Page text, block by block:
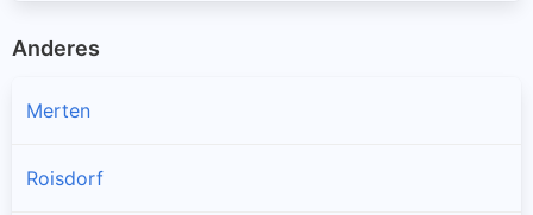
Anderes
Merten
Roisdorf